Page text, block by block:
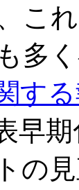
こ
多
す
早
の